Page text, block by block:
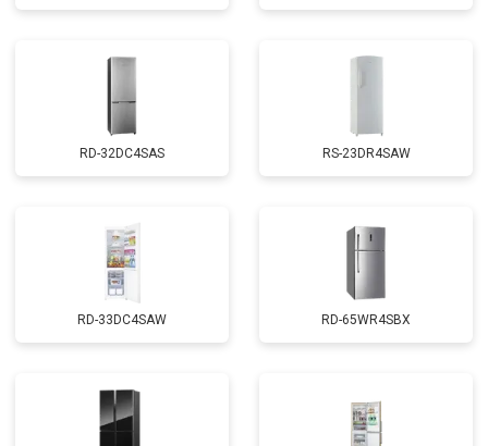
RD-32DC4SAS RS-23DR4SAW
RD-33DC4SAW RD-65WR4SBX